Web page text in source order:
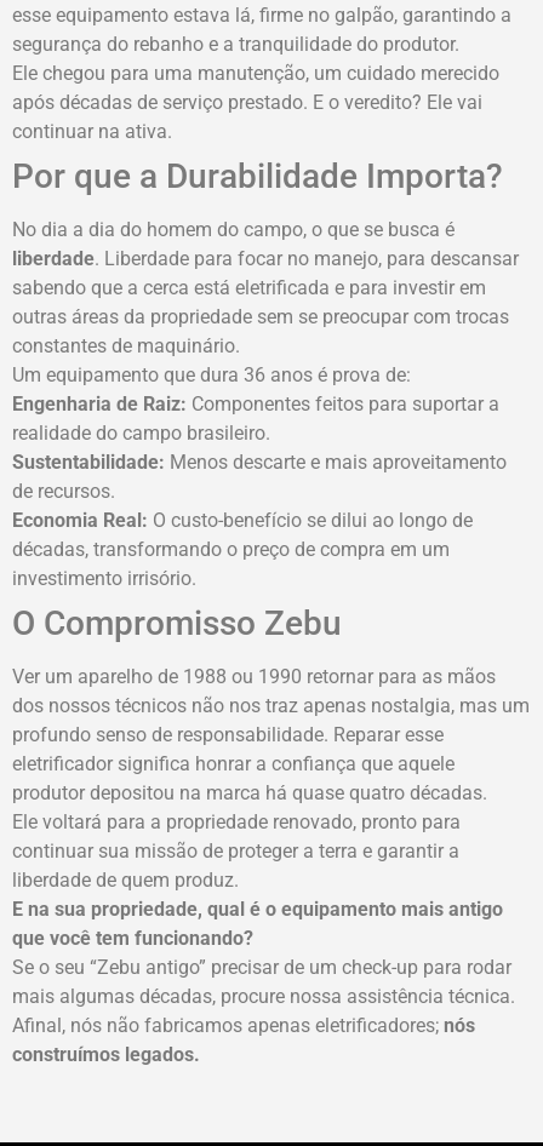
esse equipamento estava lá, firme no galpão, garantindo a
segurança do rebanho e a tranquilidade do produtor.
Ele chegou para uma manutenção, um cuidado merecido
após décadas de serviço prestado. E o veredito? Ele vai
continuar na ativa.
Por que a Durabilidade Importa?
No dia a dia do homem do campo, o que se busca é
liberdade. Liberdade para focar no manejo, para descansar
sabendo que a cerca está eletrificada e para investir em
outras áreas da propriedade sem se preocupar com trocas
constantes de maquinário.
Um equipamento que dura 36 anos é prova de:
Engenharia de Raiz: Componentes feitos para suportar a
realidade do campo brasileiro.
Sustentabilidade: Menos descarte e mais aproveitamento
de recursos.
Economia Real: O custo-benefício se dilui ao longo de
décadas, transformando o preço de compra em um
investimento irrisório.
O Compromisso Zebu
Ver um aparelho de 1988 ou 1990 retornar para as mãos
dos nossos técnicos não nos traz apenas nostalgia, mas um
profundo senso de responsabilidade. Reparar esse
eletrificador significa honrar a confiança que aquele
produtor depositou na marca há quase quatro décadas.
Ele voltará para a propriedade renovado, pronto para
continuar sua missão de proteger a terra e garantir a
liberdade de quem produz.
E na sua propriedade, qual é o equipamento mais antigo
que você tem funcionando?
Se o seu “Zebu antigo” precisar de um check-up para rodar
mais algumas décadas, procure nossa assistência técnica.
Afinal, nós não fabricamos apenas eletrificadores; nós
construímos legados.